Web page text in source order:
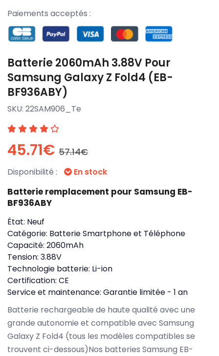
Paiements acceptés :
Batterie 2060mAh 3.88V Pour
Samsung Galaxy Z Fold4 (EB-
BF936ABY)
SKU: 22SAM906_Te
45.71€ 57.14€
Disponibilité : En stock
Batterie remplacement pour Samsung EB-
BF936ABY
État: Neuf
Catégorie: Batterie Smartphone et Téléphone
Capacité: 2060mAh
Tension: 3.88V
Technologie batterie: Li-ion
Certification: CE
Service et maintenance: Garantie limitée - 1 an
Batterie rechargeable de haute qualité avec une
grande autonomie et compatible avec Samsung
Galaxy Z Fold4 (tous les modèles compatibles se
trouvent ci-dessous)Nos batteries Samsung EB-